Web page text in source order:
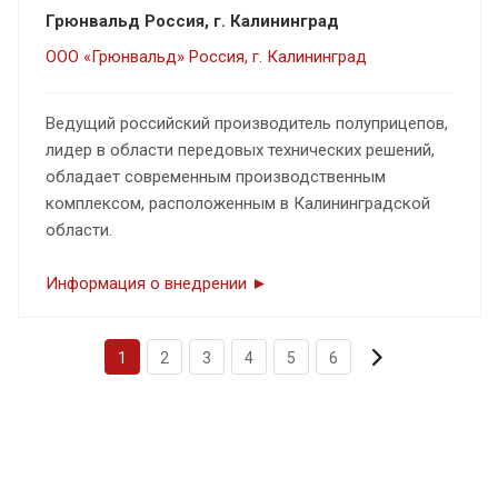
Грюнвальд Россия, г. Калининград
ООО «Грюнвальд» Россия, г. Калининград
Ведущий российский производитель полуприцепов,
лидер в области передовых технических решений,
обладает современным производственным
комплексом, расположенным в Калининградской
области.
Информация о внедрении ►
1 2 3 4 5 6